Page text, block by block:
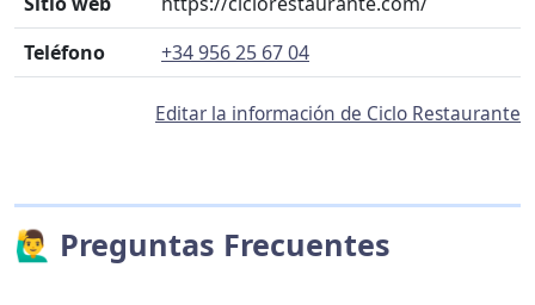
Teléfono
+34 956 25 67 04
Editar la información de Ciclo Restaurante
🙋‍♂️ Preguntas Frecuentes